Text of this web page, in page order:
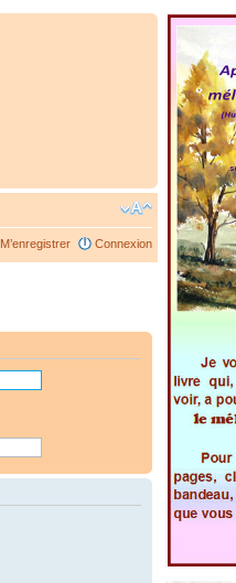
M’enregistrer Connexion